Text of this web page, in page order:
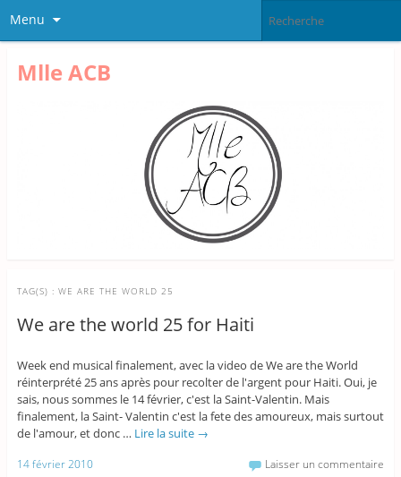
Menu
Mlle ACB
TAG(S) : WE ARE THE WORLD 25
We are the world 25 for Haiti
Week end musical finalement, avec la video de We are the World
réinterprété 25 ans après pour recolter de l'argent pour Haiti. Oui, je
sais, nous sommes le 14 février, c'est la Saint-Valentin. Mais
finalement, la Saint- Valentin c'est la fete des amoureux, mais surtout
de l'amour, et donc … Lire la suite →
14 février 2010 Laisser un commentaire